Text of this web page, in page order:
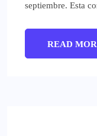
septiembre. Esta
READ